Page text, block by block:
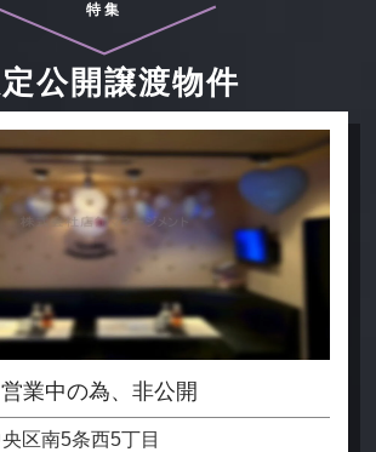
特集
公開譲渡物件
営業中の為、非公開
区南5条西5丁目